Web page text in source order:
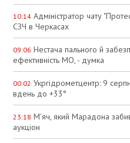
10:14 Адміністратор чату
СЗЧ в Черкасах
09:06 Нестача пального й
ефективність МО, - думка
00:02 Укргідрометцентр: 9
вдень до +33°
23:18 М'яч, який Марадона
аукціон